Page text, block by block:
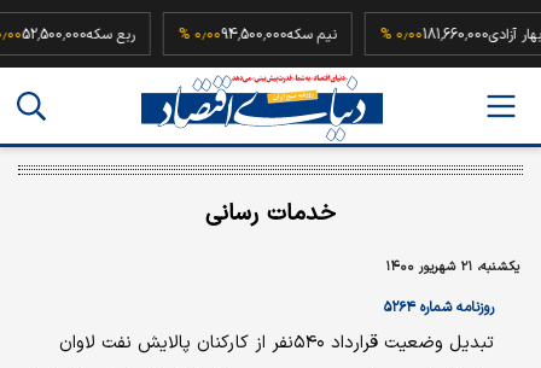
سکه بهار آزادی181,660,000 نیم سکه94,500,000 ربع سکه
خدمات رسانی
یکشنبه، ۲۱ شهریور ۱۴۰۰
روزنامه شماره ۵۲۶۴
تبدیل وضعیت قرارداد ۵۴۰نفر از کارکنان پالایش نفت لاوان